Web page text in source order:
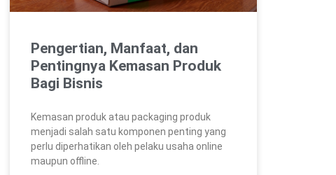
Pengertian, Manfaat, dan
Pentingnya Kemasan Produk
Bagi Bisnis
Kemasan produk atau packaging produk
menjadi salah satu komponen penting yang
perlu diperhatikan oleh pelaku usaha online
maupun offline.